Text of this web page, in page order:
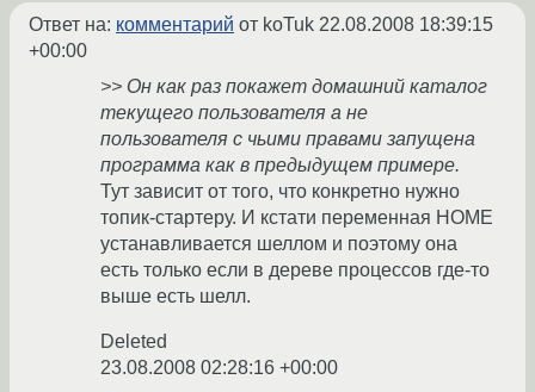
Ответ на: комментарий от koTuk 22.08.2008 18:39:15
+00:00
>> Он как раз покажет домашний каталог
текущего пользователя а не
пользователя с чьими правами запущена
программа как в предыдущем примере.
Тут зависит от того, что конкретно нужно
топик-стартеру. И кстати переменная HOME
устанавливается шеллом и поэтому она
есть только если в дереве процессов где-то
выше есть шелл.
Deleted
23.08.2008 02:28:16 +00:00